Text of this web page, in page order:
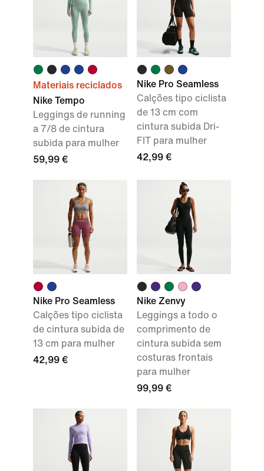
Materiais reciclados
Nike Tempo
Leggings de running
a 7/8 de cintura
subida para mulher
59,99 €
Nike Pro Seamless
Calções tipo ciclista
de 13 cm com
cintura subida Dri-
FIT para mulher
42,99 €
Nike Pro Seamless
Calções tipo ciclista
de cintura subida de
13 cm para mulher
42,99 €
Nike Zenvy
Leggings a todo o
comprimento de
cintura subida sem
costuras frontais
para mulher
99,99 €